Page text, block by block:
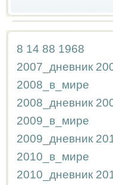
8 14 88 1968
2007_дневник
2008_в_мире
2008_дневник
2009_в_мире
2009_дневник
2010_в_мире
2010_дневник